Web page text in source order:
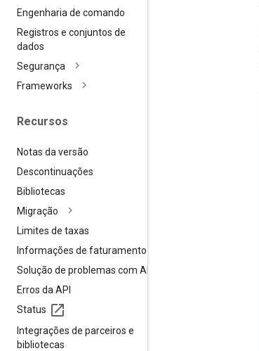
Engenharia de comando
Registros e conjuntos de
dados
Segurança
Frameworks
Recursos
Notas da versão
Descontinuações
Bibliotecas
Migração
Limites de taxas
Informações de faturamento
Solução de problemas com APIs
Erros da API
Status
Integrações de parceiros e
bibliotecas